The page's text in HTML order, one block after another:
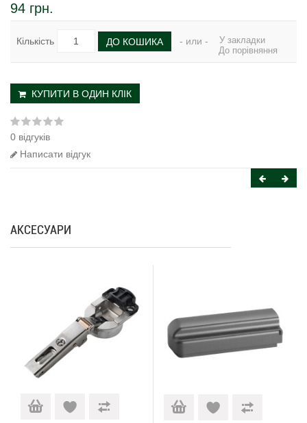
94 грн.
Кількість ДО КОШИКА - или -
У закладки
До порівняння
КУПИТИ В ОДИН КЛІК
0 відгуків
Написати відгук
АКСЕСУАРИ